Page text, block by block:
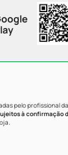
pelo profissional
à confirmação